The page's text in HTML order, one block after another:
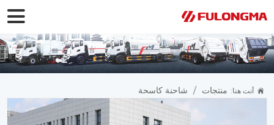
أنت هنا: منتجات / شاحنة كاسحة